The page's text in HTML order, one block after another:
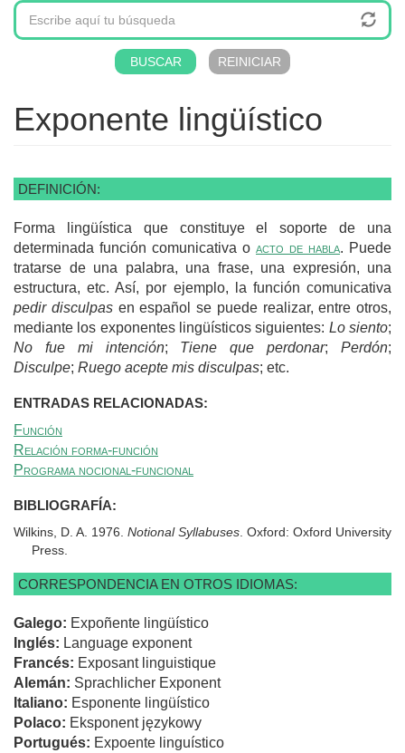
Exponente lingüístico
DEFINICIÓN:
Forma lingüística que constituye el soporte de una
determinada función comunicativa o acto de habla. Puede
tratarse de una palabra, una frase, una expresión, una
estructura, etc. Así, por ejemplo, la función comunicativa
pedir disculpasen español se puede realizar, entre otros,
mediante los exponentes lingüísticos siguientes: Lo siento;
No fue mi intención; Tiene que perdonar;Perdón;
Disculpe; Ruego acepte mis disculpas; etc.
ENTRADAS RELACIONADAS:
Función
Relación forma-función
Programa nocional-funcional
BIBLIOGRAFÍA:
Wilkins, D. A. 1976. Notional Syllabuses . Oxford: Oxford University
Press.
CORRESPONDENCIA EN OTROS IDIOMAS:
Galego: Expoñente lingüístico
Inglés: Language exponent
Francés: Exposant linguistique
Alemán: Sprachlicher Exponent
Italiano: Esponente lingüístico
Polaco: Eksponent językowy
Portugués: Expoente linguístico